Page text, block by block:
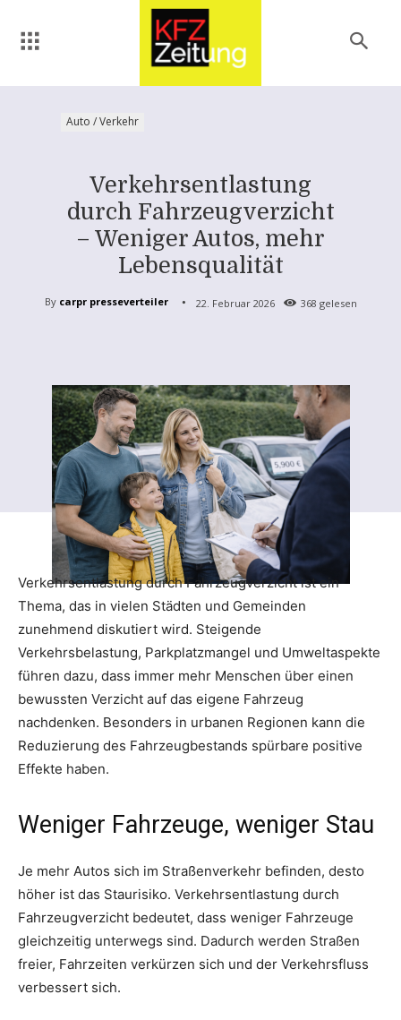
Auto / Verkehr
Verkehrsentlastung
durch Fahrzeugverzicht
– Weniger Autos, mehr
Lebensqualität
By carpr presseverteiler 22. Februar 2026 368 gelesen
Verkehrsentlastung durch Fahrzeugverzicht ist ein
Thema, das in vielen Städten und Gemeinden
zunehmend diskutiert wird. Steigende
Verkehrsbelastung, Parkplatzmangel und Umweltaspekte
führen dazu, dass immer mehr Menschen über einen
bewussten Verzicht auf das eigene Fahrzeug
nachdenken. Besonders in urbanen Regionen kann die
Reduzierung des Fahrzeugbestands spürbare positive
Effekte haben.
Weniger Fahrzeuge, weniger Stau
Je mehr Autos sich im Straßenverkehr befinden, desto
höher ist das Staurisiko. Verkehrsentlastung durch
Fahrzeugverzicht bedeutet, dass weniger Fahrzeuge
gleichzeitig unterwegs sind. Dadurch werden Straßen
freier, Fahrzeiten verkürzen sich und der Verkehrsfluss
verbessert sich.